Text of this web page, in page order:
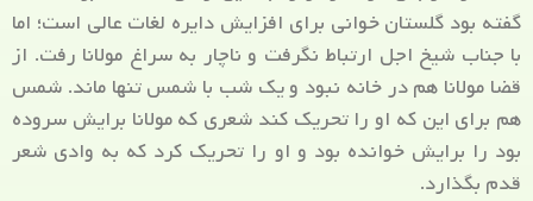
گفته بود گلستان خوانی برای افزایش دایره لغات عالی است؛ اما
با جناب شیخ اجل ارتباط نگرفت و ناچار به سراغ مولانا رفت. از
قضا مولانا هم در خانه نبود و یک شب با شمس تنها ماند. شمس
هم برای این که او را تحریک کند شعری که مولانا برایش سروده
بود را برایش خوانده بود و او را تحریک کرد که به وادی شعر
قدم بگذارد.